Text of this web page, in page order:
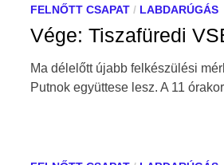
FELNŐTT CSAPAT / LABDARÚGÁS
Vége: Tiszafüredi
Ma délelőtt újabb felkészülési
Putnok együttese lesz. A 11